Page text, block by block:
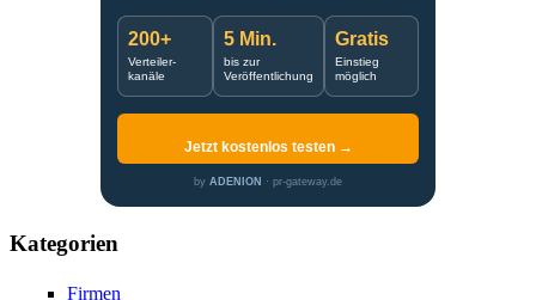
200+
Verteiler-
kanäle
5 Min.
bis zur
Veröffentlichung
Gratis
Einstieg
möglich
Jetzt kostenlos testen →
by ADENION · pr-gateway.de
Kategorien
Firmen